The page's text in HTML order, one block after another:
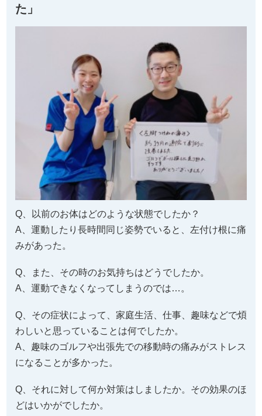
た」
Q、以前のお体はどのような状態でしたか？
A、運動したり長時間同じ姿勢でいると、左付け根に痛
みがあった。
Q、また、その時のお気持ちはどうでしたか。
A、運動できなくなってしまうのでは…。
Q、その症状によって、家庭生活、仕事、趣味などで煩
わしいと思っていることは何でしたか。
A、趣味のゴルフや出張先での移動時の痛みがストレス
になることが多かった。
Q、それに対して何か対策はしましたか。その効果のほ
どはいかがでしたか。